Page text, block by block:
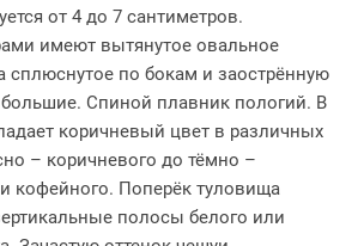
от 4 до 7 сантиметров.
имеют вытянутое овальное
сплюснутое по бокам и заострённую
большие. Спиной плавник пологий. В
коричневый цвет в различных
– коричневого до тёмно –
кофейного. Поперёк туловища
полосы белого или